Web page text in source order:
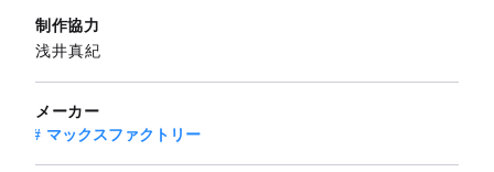
制作協力
浅井真紀
メーカー
マックスファクトリー